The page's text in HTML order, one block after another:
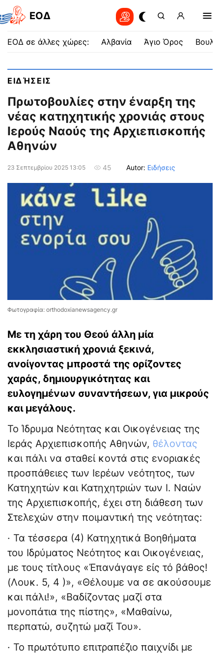
EOΔ
ΕΟΔ σε άλλες χώρες: Αλβανία Άγιο Όρος
ΕΙΔΉΣΕΙΣ
Πρωτοβουλίες στην έναρξη της
νέας κατηχητικής χρονιάς στους
Ιερούς Ναούς της Αρχιεπισκοπής
Αθηνών
23 Σεπτεμβρίου 2025 13:05 45 Autor: Ειδήσεις
Φωτογραφία: orthodoxianewsagency.gr
Με τη χάρη του Θεού άλλη μία
εκκλησιαστική χρονιά ξεκινά,
ανοίγοντας μπροστά της ορίζοντες
χαράς, δημιουργικότητας και
ευλογημένων συναντήσεων, για μικρούς
και μεγάλους.
Το Ίδρυμα Νεότητας και Οικογένειας της
Ιεράς Αρχιεπισκοπής Αθηνών, θέλοντας
και πάλι να σταθεί κοντά στις ενοριακές
προσπάθειες των Ιερέων νεότητος, των
Κατηχητών και Κατηχητριών των Ι. Ναών
της Αρχιεπισκοπής, έχει στη διάθεση των
Στελεχών στην ποιμαντική της νεότητας:
· Τα τέσσερα (4) Κατηχητικά Βοηθήματα
του Ιδρύματος Νεότητος και Οικογένειας,
με τους τίτλους «Ἐπανάγαγε εἰς τό βάθος!
(Λουκ. 5, 4 )», «Θέλουμε να σε ακούσουμε
και πάλι!», «Βαδίζοντας μαζί στα
μονοπάτια της πίστης», «Μαθαίνω,
περπατώ, συζητώ μαζί Του».
· Το πρωτότυπο επιτραπέζιο παιχνίδι με